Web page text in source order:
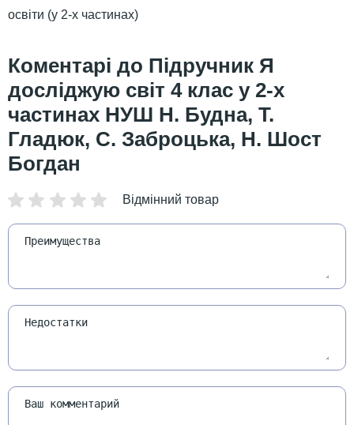
освіти (у 2-х частинах)
Підручник Я
досліджую світ 4 клас у 2-х
частинах НУШ Н. Будна, Т.
Гладюк, С. Заброцька, Н. Шост
Богдан